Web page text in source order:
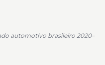
automotivo brasileiro 2020–